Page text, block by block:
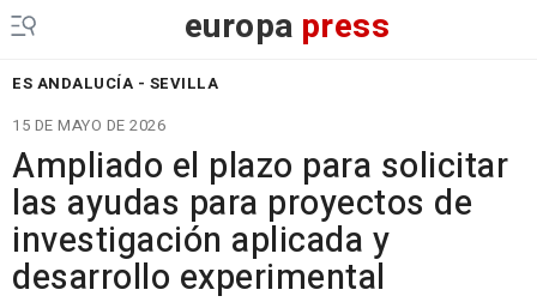
europa press
ES ANDALUCÍA - SEVILLA
15 DE MAYO DE 2026
Ampliado el plazo para solicitar
las ayudas para proyectos de
investigación aplicada y
desarrollo experimental